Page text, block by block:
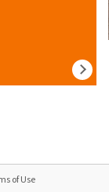
of Use